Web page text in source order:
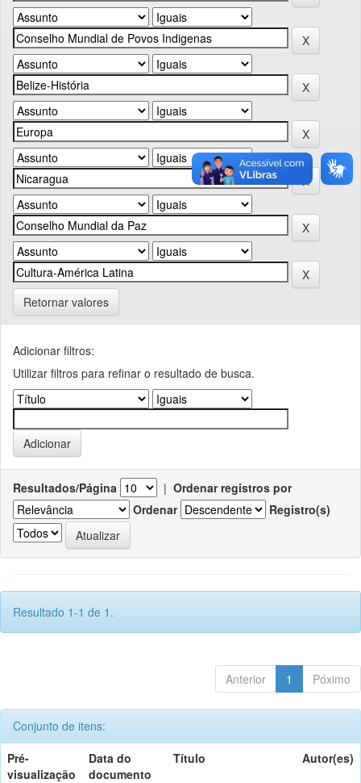
Retornar valores
Adicionar filtros:
Utilizar filtros para refinar o resultado de busca.
Resultados/Página | Ordenar registros por
Ordenar
Registro(s)
Resultado 1-1 de 1.
Anterior 1 Póximo
Conjunto de itens:
Pré-
visualização
Data do
documento
Título Autor(es)